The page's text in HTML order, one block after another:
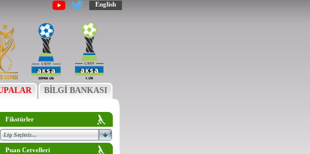
English
BİLGİ BANKASI
Fikstürler
Puan Cetvelleri